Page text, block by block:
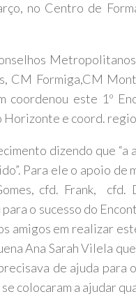
no Centro de
CM Formiga,CM
coordenou este 1º
e coord.
dizendo que “a
Para ele o apoio de
cfd. Frank,
o sucesso do
amigos em realizar
Ana Sarah Vilela
de ajuda para
colocaram a ajudar